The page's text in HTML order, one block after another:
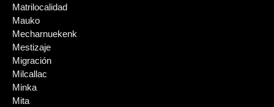
Matrilocalidad
Mauko
Mecharnuekenk
Mestizaje
Migración
Milcallac
Minka
Mita